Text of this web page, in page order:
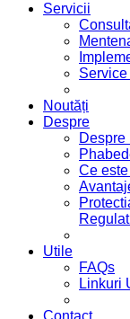
Servicii
Noutăți
Despre
Despre
Ce
Utile
FAQs
Linkuri
Contact